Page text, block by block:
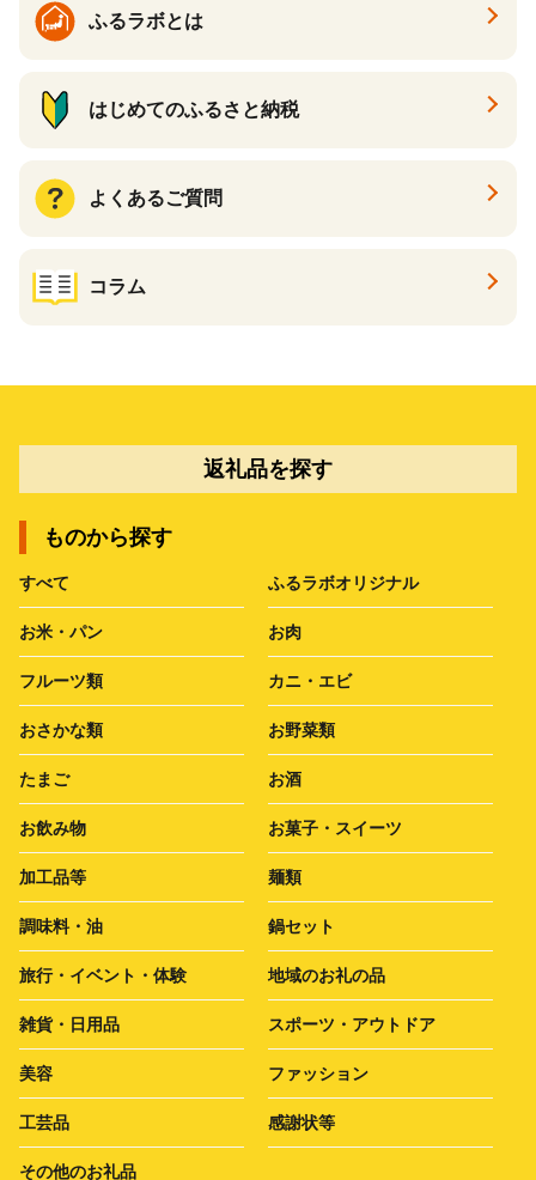
ふるラボとは
はじめてのふるさと納税
よくあるご質問
コラム
返礼品を探す
ものから探す
すべて ふるラボオリジナル
お米・パン お肉
フルーツ類 カニ・エビ
おさかな類 お野菜類
たまご お酒
お飲み物 お菓子・スイーツ
加工品等 麺類
調味料・油 鍋セット
旅行・イベント・体験 地域のお礼の品
雑貨・日用品 スポーツ・アウトドア
美容 ファッション
工芸品 感謝状等
その他のお礼品